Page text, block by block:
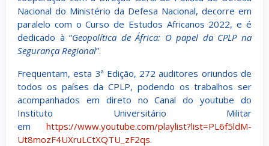
Nacional do Ministério da Defesa Nacional, decorre em
paralelo com o Curso de Estudos Africanos 2022, e é
dedicado à “Geopolítica de África: O papel da CPLP na
Segurança Regional”.
Frequentam, esta 3ª Edição, 272 auditores oriundos de
todos os países da CPLP, podendo os trabalhos ser
acompanhados em direto no Canal do youtube do
Instituto Universitário Militar
em https://www.youtube.com/playlist?list=PL6f5ldM-
Ut8mozF4UXruLCtXQTU_zF2qs.